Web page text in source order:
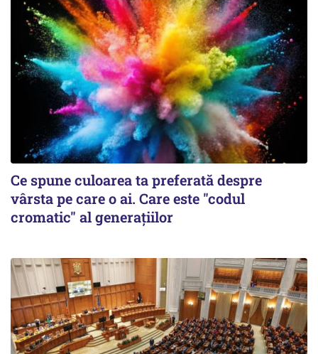
Ce spune culoarea ta preferată despre
vârsta pe care o ai. Care este "codul
cromatic" al generațiilor